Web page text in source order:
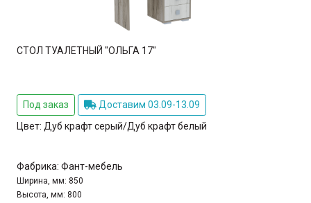
СТОЛ ТУАЛЕТНЫЙ "ОЛЬГА 17"
Под заказ
Доставим 03.09-13.09
Цвет: Дуб крафт серый/Дуб крафт белый
Фабрика: Фант-мебель
Ширина, мм: 850
Высота, мм: 800